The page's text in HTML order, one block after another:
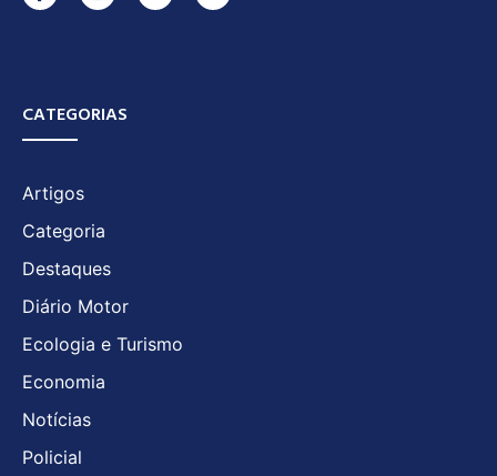
CATEGORIAS
Artigos
Categoria
Destaques
Diário Motor
Ecologia e Turismo
Economia
Notícias
Policial